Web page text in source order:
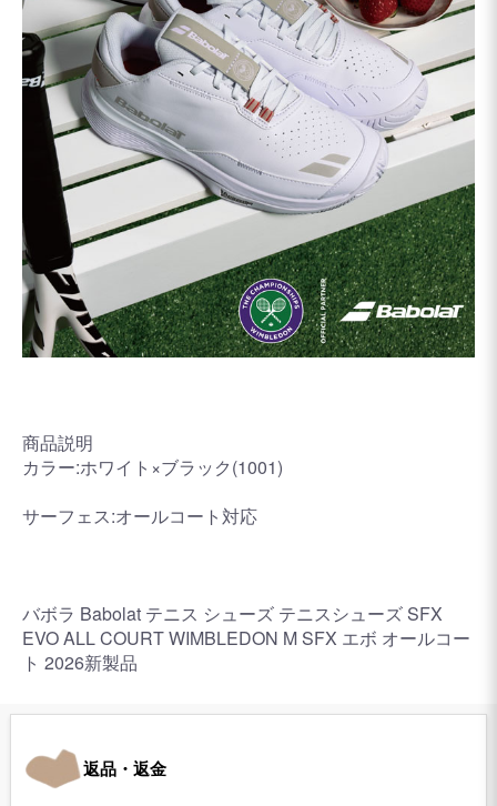
商品説明
カラー:ホワイト×ブラック(1001)
サーフェス:オールコート対応
バボラ Babolat テニス シューズ テニスシューズ SFX
EVO ALL COURT WIMBLEDON M SFX エボ オールコー
ト 2026新製品
返品・返金